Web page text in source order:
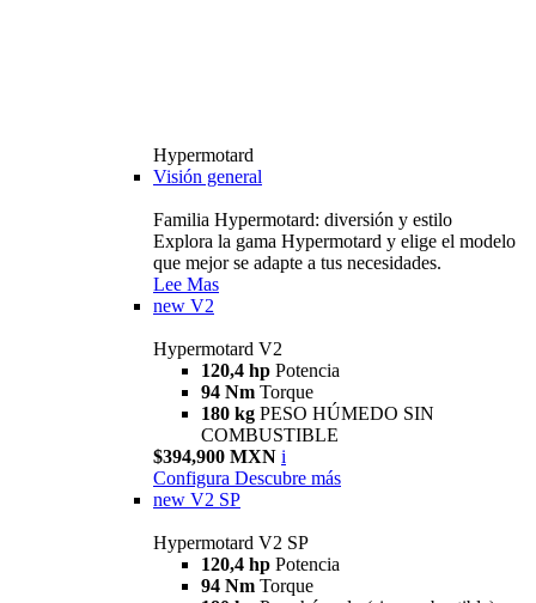
Hypermotard
Visión general
Familia Hypermotard: diversión y estilo
Explora la gama Hypermotard y elige el modelo
que mejor se adapte a tus necesidades.
Lee Mas
new V2
Hypermotard V2
120,4 hp Potencia
94 Nm Torque
180 kg PESO HÚMEDO SIN
COMBUSTIBLE
$394,900 MXN i
Configura Descubre más
new V2 SP
Hypermotard V2 SP
120,4 hp Potencia
94 Nm Torque